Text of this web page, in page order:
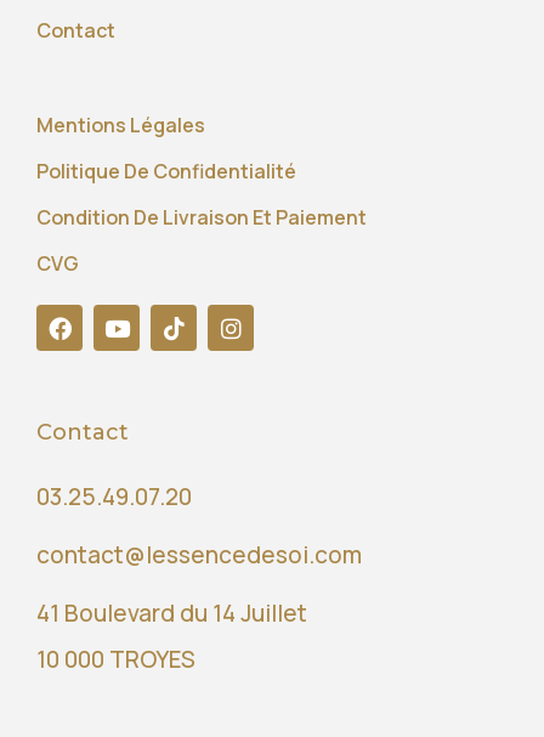
Contact
Mentions Légales
Politique De Confidentialité
Condition De Livraison Et Paiement
CVG
Contact
03.25.49.07.20
contact@lessencedesoi.com
41 Boulevard du 14 Juillet
10 000 TROYES